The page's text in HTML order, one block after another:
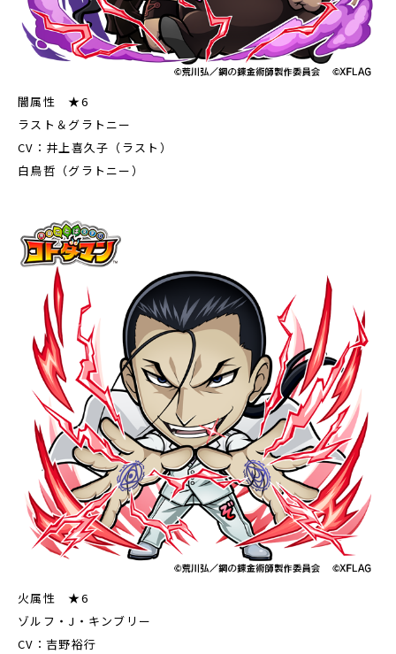
闇属性 ★6
ラスト＆グラトニー
CV：井上喜久子（ラスト）
白鳥哲（グラトニー）
火属性 ★6
ゾルフ・J・キンブリー
CV：吉野裕行